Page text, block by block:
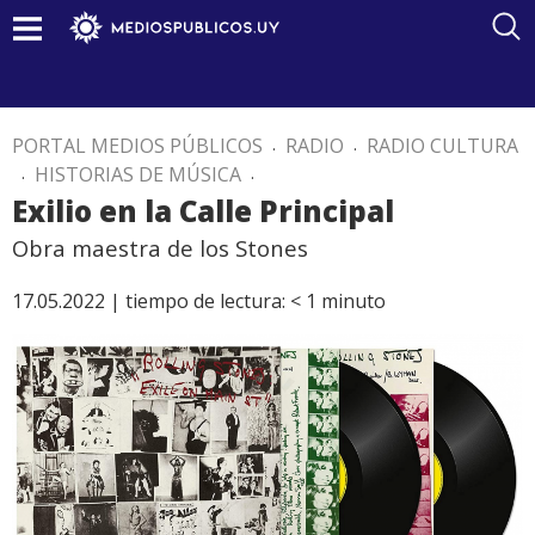
PORTAL MEDIOS PÚBLICOS . RADIO . RADIO CULTURA
. HISTORIAS DE MÚSICA .
Exilio en la Calle Principal
Obra maestra de los Stones
17.05.2022 | tiempo de lectura: < 1 minuto